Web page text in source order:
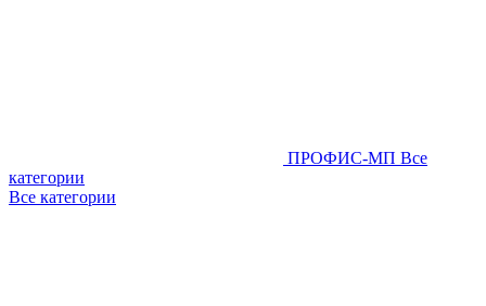
ПРОФИС-МП Все
категории
Все категории